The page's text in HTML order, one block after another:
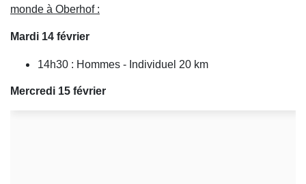
monde à Oberhof :
Mardi 14 février
14h30 : Hommes - Individuel 20 km
Mercredi 15 février